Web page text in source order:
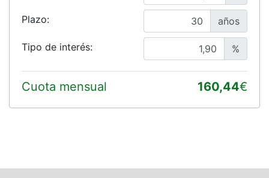
Plazo: años
Tipo de interés: %
Cuota mensual 160,44€